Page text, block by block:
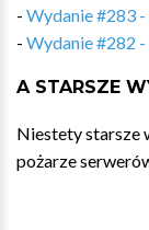
- Wydanie #283
- Wydanie #282
A STARSZE
Niestety starsze
pożarze